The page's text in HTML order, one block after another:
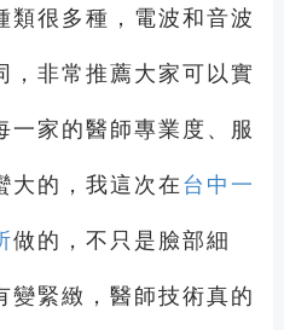
類很多種，電波和音波
，非常推薦大家可以實
一家的醫師專業度、服
大的，我這次在台中一
做的，不只是臉部細
變緊緻，醫師技術真的